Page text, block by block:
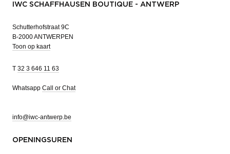
IWC SCHAFFHAUSEN BOUTIQUE - ANTWERP
Schutterhofstraat 9C
B-2000 ANTWERPEN
Toon op kaart
T 32 3 646 11 63
Whatsapp Call or Chat
info@iwc-antwerp.be
OPENINGSUREN